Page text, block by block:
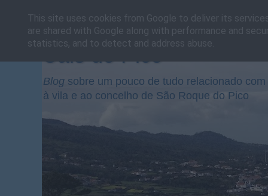
Cais do Pico
Blog sobre um pouco de tudo relacionado
à vila e ao concelho de São Roque do Pico
This site uses cookies from Google to deliver its
are shared with Google along with performance and
statistics, and to detect and address abuse.